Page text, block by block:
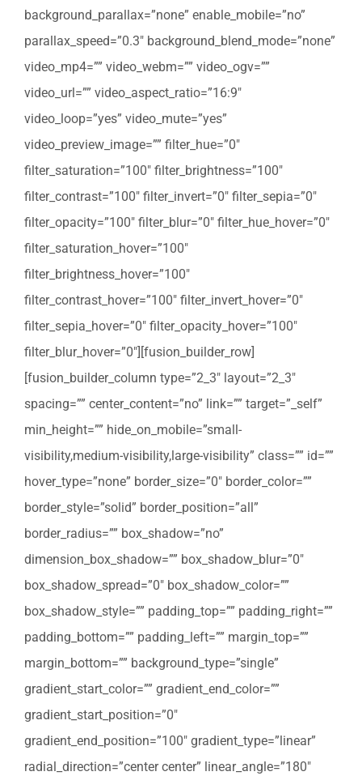
background_parallax=”none” enable_mobile=”no”
parallax_speed=”0.3″ background_blend_mode=”none”
video_mp4=”” video_webm=”” video_ogv=””
video_url=”” video_aspect_ratio=”16:9″
video_loop=”yes” video_mute=”yes”
video_preview_image=”” filter_hue=”0″
filter_saturation=”100″ filter_brightness=”100″
filter_contrast=”100″ filter_invert=”0″ filter_sepia=”0″
filter_opacity=”100″ filter_blur=”0″ filter_hue_hover=”0″
filter_saturation_hover=”100″
filter_brightness_hover=”100″
filter_contrast_hover=”100″ filter_invert_hover=”0″
filter_sepia_hover=”0″ filter_opacity_hover=”100″
filter_blur_hover=”0″][fusion_builder_row]
[fusion_builder_column type=”2_3″ layout=”2_3″
spacing=”” center_content=”no” link=”” target=”_self”
min_height=”” hide_on_mobile=”small-
visibility,medium-visibility,large-visibility” class=”” id=””
hover_type=”none” border_size=”0″ border_color=””
border_style=”solid” border_position=”all”
border_radius=”” box_shadow=”no”
dimension_box_shadow=”” box_shadow_blur=”0″
box_shadow_spread=”0″ box_shadow_color=””
box_shadow_style=”” padding_top=”” padding_right=””
padding_bottom=”” padding_left=”” margin_top=””
margin_bottom=”” background_type=”single”
gradient_start_color=”” gradient_end_color=””
gradient_start_position=”0″
gradient_end_position=”100″ gradient_type=”linear”
radial_direction=”center center” linear_angle=”180″